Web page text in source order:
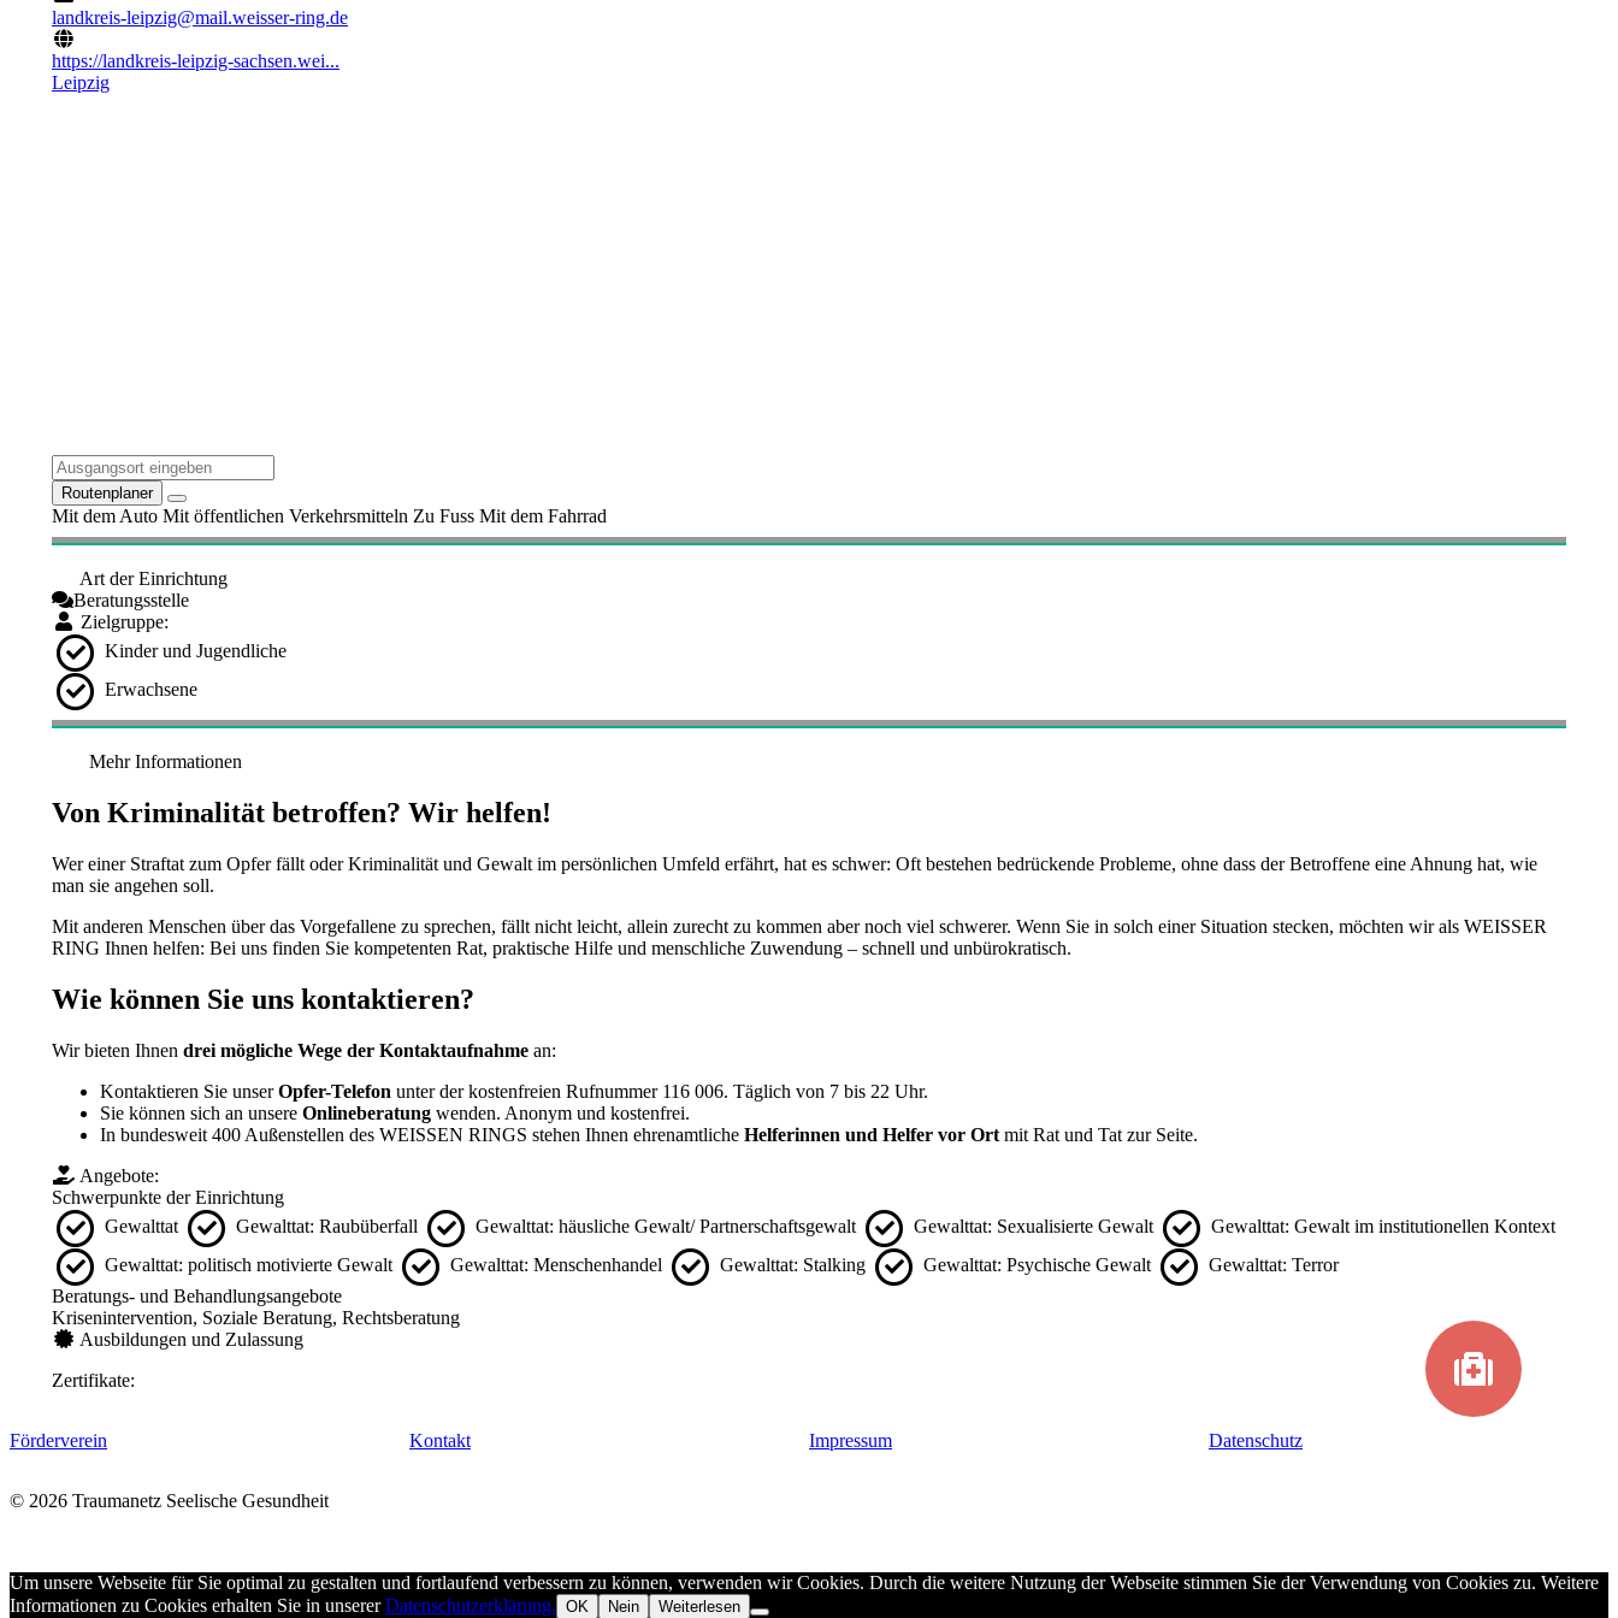
landkreis-leipzig@mail.weisser-ring.de
https://landkreis-leipzig-sachsen.wei...
Leipzig
Routenplaner
Mit dem Auto Mit öffentlichen Verkehrsmitteln Zu Fuss Mit dem Fahrrad
Art der Einrichtung
Beratungsstelle
Zielgruppe:
Kinder und Jugendliche
Erwachsene
Mehr Informationen
Von Kriminalität betroffen? Wir helfen!
Wer einer Straftat zum Opfer fällt oder Kriminalität und Gewalt im persönlichen Umfeld erfährt, hat es schwer: Oft bestehen bedrückende Probleme, ohne dass der Betroffene eine Ahnung hat, wie
man sie angehen soll.
Mit anderen Menschen über das Vorgefallene zu sprechen, fällt nicht leicht, allein zurecht zu kommen aber noch viel schwerer. Wenn Sie in solch einer Situation stecken, möchten wir als WEISSER
RING Ihnen helfen: Bei uns finden Sie kompetenten Rat, praktische Hilfe und menschliche Zuwendung – schnell und unbürokratisch.
Wie können Sie uns kontaktieren?
Wir bieten Ihnen drei mögliche Wege der Kontaktaufnahme an:
Kontaktieren Sie unserOpfer-Telefon unter der kostenfreien Rufnummer 116 006. Täglich von 7 bis 22 Uhr.
Sie können sich an unsere Onlineberatung wenden. Anonym und kostenfrei.
In bundesweit 400 Außenstellen des WEISSEN RINGS stehen Ihnen ehrenamtliche Helferinnen und Helfer vor Ort mit Rat und Tat zur Seite.
Angebote:
Schwerpunkte der Einrichtung
Gewalttat
Gewalttat: Raubüberfall Gewalttat: häusliche Gewalt/ Partnerschaftsgewalt Gewalttat: Sexualisierte Gewalt
Gewalttat: Gewalt im institutionellen Kontext
Gewalttat: politisch motivierte Gewalt
Gewalttat: Menschenhandel Gewalttat: Stalking Gewalttat: Psychische Gewalt
Gewalttat: Terror
Beratungs- und Behandlungsangebote
Krisenintervention, Soziale Beratung, Rechtsberatung
Ausbildungen und Zulassung
Zertifikate:
Förderverein Kontakt Impressum Datenschutz
© 2026 Traumanetz Seelische Gesundheit
Um unsere Webseite für Sie optimal zu gestalten und fortlaufend verbessern zu können, verwenden wir Cookies. Durch die weitere Nutzung der Webseite stimmen Sie der Verwendung von Cookies zu. Weitere
Informationen zu Cookies erhalten Sie in unsererDatenschutzerklärung. OK Nein Weiterlesen